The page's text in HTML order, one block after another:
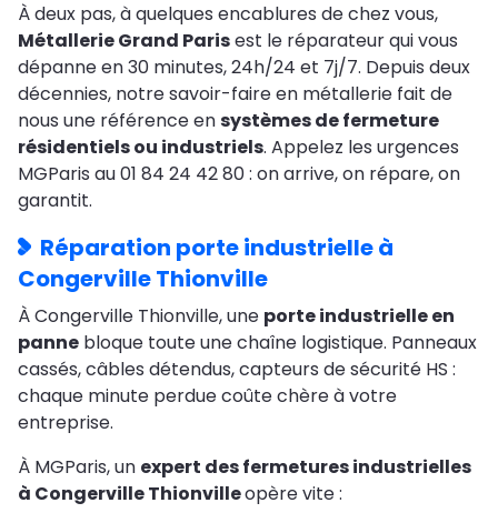
À deux pas, à quelques encablures de chez vous,
Métallerie Grand Parisest le réparateur qui vous
dépanne en 30 minutes, 24h/24 et 7j/7. Depuis deux
décennies, notre savoir-faire en métallerie fait de
nous une référence ensystèmes de fermeture
résidentiels ou industriels. Appelez les urgences
MGParis au 01 84 24 42 80 : on arrive, on répare, on
garantit.
Réparation porte industrielle à
Congerville Thionville
À Congerville Thionville, une porte industrielle en
panne bloque toute une chaîne logistique. Panneaux
cassés, câbles détendus, capteurs de sécurité HS :
chaque minute perdue coûte chère à votre
entreprise.
À MGParis, un expert des fermetures industrielles
à Congerville Thionvilleopère vite :